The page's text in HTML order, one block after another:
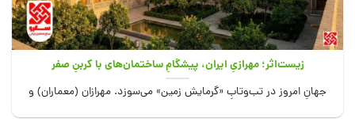
زیست‌اثر؛ مهرازیِ ایران، پیشگامِ ساختمان‌های با کربنِ صفر
جهانِ امروز در تب‌وتابِ «گرمایش زمین» می‌سوزد. مهرازان (معماران) و